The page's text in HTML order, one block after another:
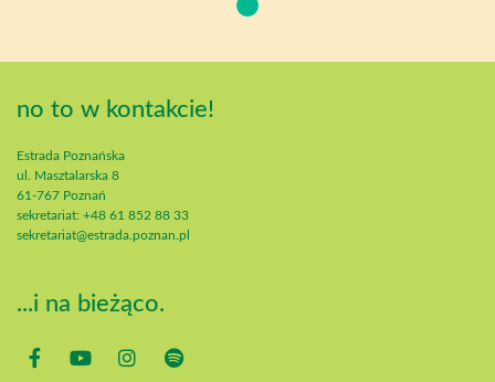
no to w kontakcie!
Estrada Poznańska
ul. Masztalarska 8
61-767 Poznań
sekretariat: +48 61 852 88 33
sekretariat@estrada.poznan.pl
...i na bieżąco.